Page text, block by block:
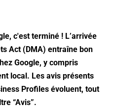
c'est terminé ! L’arrivée
Act (DMA) entraîne bon
Google, y compris
local. Les avis présents
Profiles évoluent, tout
“Avis”.